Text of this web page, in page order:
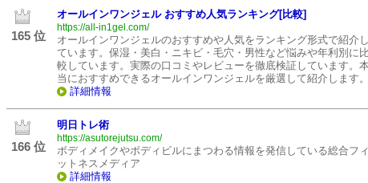
165 位
オールインワンジェル おすすめ人気ランキング[比較]
https://all-in1gel.com/
オールインワンジェルのおすすめや人気をランキング形式で紹介し
ています。保湿・美白・ニキビ・毛穴・男性など悩みや年利別に
較しています。実際の口コミやレビューを徹底検証しています。本
当におすすめできるオールインワンジェルを厳選して紹介します。
詳細情報
166 位
明日トレ術
https://asutorejutsu.com/
ボディメイクやボディビルにまつわる情報を発信している総合フィ
ットネスメディア
詳細情報